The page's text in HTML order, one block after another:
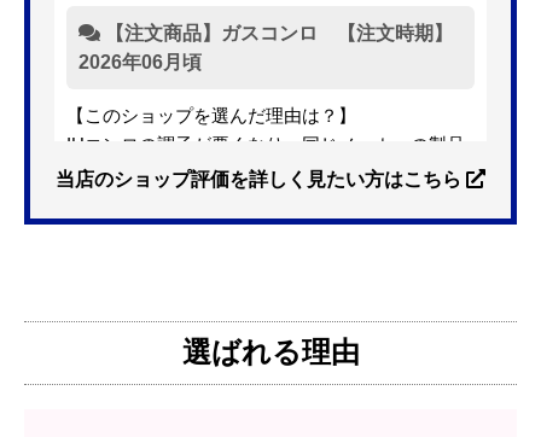
【注文商品】ガスコンロ 【注文時期】
2026年06月頃
【このショップを選んだ理由は？】
IHコンロの調子が悪くなり、同じメーカーの製品
を探していました。ただ、3口から2口のものへ変
は需要が少なく製品によっては割高になるとのこ
ろ、希望した製品が量販店よりかなり安い価格で
あったので購入いたしました。
当店のショップ評価を詳しく見たい方はこちら
選ばれる理由